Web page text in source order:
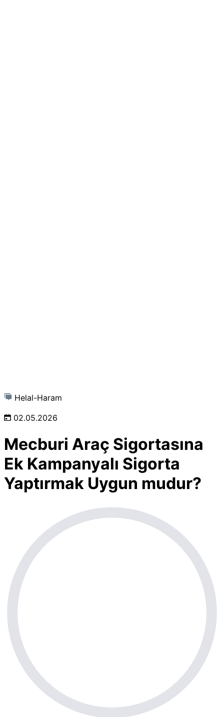
Helal-Haram
02.05.2026
Mecburi Araç Sigortasına
Ek Kampanyalı Sigorta
Yaptırmak Uygun mudur?